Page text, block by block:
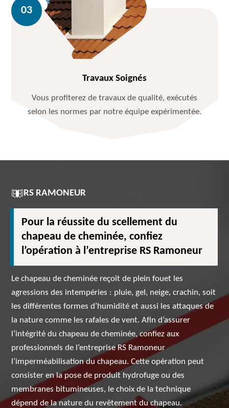
Travaux Soignés
Vous profiterez de travaux de qualité, exécutés
selon les normes par notre équipe expérimentée.
RS RAMONEUR
Pour la réussite du scellement du
chapeau de cheminée, confiez
l’opération à l’entreprise RS Ramoneur
Le chapeau de cheminée reçoit de plein fouet les
agressions des intempéries : pluie, gel, neige, crachin, soit
les différentes formes d’humidité et aussi les attaques de
la nature comme les rafales de vent. Afin d’assurer
l’intégrité du chapeau de cheminée, confiez aux
professionnels de l’entreprise RS Ramoneur
l’imperméabilisation du chapeau. Cette opération peut
consister en la pose de produit hydrofuge ou des
membranes bitumineuses, le choix de la technique
dépend de la nature du revêtement du chapeau.